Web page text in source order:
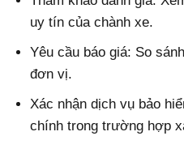
uy tín của chành xe.
Yêu cầu báo giá: So
đơn vị.
Xác nhận dịch vụ bảo
chính trong trường hợp